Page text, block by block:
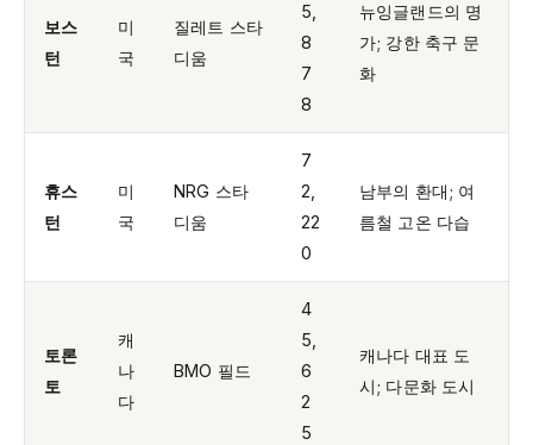
보스
턴
미
국
질레트 스타
디움
5,
8
7
8
뉴잉글랜드의 명
가; 강한 축구 문
화
휴스
턴
미
국
NRG 스타
디움
7
2,
22
0
남부의 환대; 여
름철 고온 다습
토론
토
캐
나
다
BMO 필드
4
5,
6
2
5
캐나다 대표 도
시; 다문화 도시